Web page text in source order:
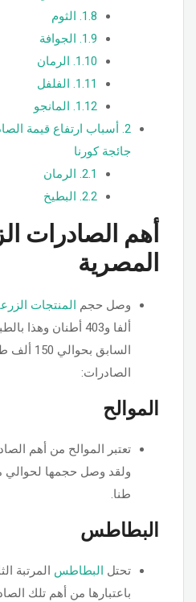
1.8. الثوم
1.9. الجوافة
1.10. الرمان
1.11. الفلفل
1.12. المانجو
2. أسباب ارتفاع قيمة
جائجة كورنا
2.1. الرمان
2.2. البطيخ
أهم الصادرات
المصرية
وصل حجم المنتجات
ألفا و403 أطنان
السابق
الصادرات:
الموالح
تعتبر الموالح من أهم
طنا.
البطاطس
تحتل البطاطس المرتبة
باعتبارها من أهم تلك